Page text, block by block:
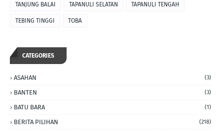
TANJUNG BALAI TAPANULI SELATAN TAPANULI TENGAH
TEBING TINGGI TOBA
CATEGORIES
ASAHAN (3)
BANTEN (3)
BATU BARA (1)
BERITA PILIHAN (218)